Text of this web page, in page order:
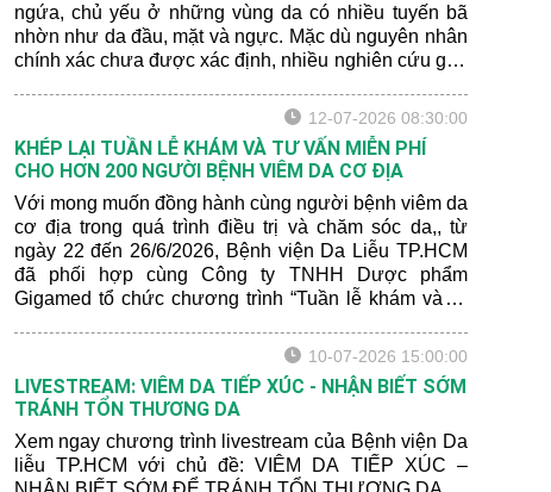
ngứa, chủ yếu ở những vùng da có nhiều tuyến bã
nhờn như da đầu, mặt và ngực. Mặc dù nguyên nhân
chính xác chưa được xác định, nhiều nghiên cứu gần
tâm lý có thể ảnh hưởng đến mức độ nghiêm trọng
12-07-2026 08:30:00
KHÉP LẠI TUẦN LỄ KHÁM VÀ TƯ VẤN MIỄN PHÍ
CHO HƠN 200 NGƯỜI BỆNH VIÊM DA CƠ ĐỊA
Với mong muốn đồng hành cùng người bệnh viêm da
cơ địa trong quá trình điều trị và chăm sóc da,, từ
ngày 22 đến 26/6/2026, Bệnh viện Da Liễu TP.HCM
đã phối hợp cùng Công ty TNHH Dược phẩm
Gigamed tổ chức chương trình “Tuần lễ khám và tư
10-07-2026 15:00:00
LIVESTREAM: VIÊM DA TIẾP XÚC - NHẬN BIẾT SỚM
TRÁNH TỔN THƯƠNG DA
Xem ngay chương trình livestream của Bệnh viện Da
liễu TP.HCM với chủ đề: VIÊM DA TIẾP XÚC –